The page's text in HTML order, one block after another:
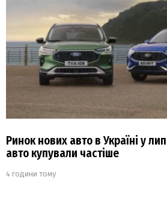
Ринок нових авто в Україні у
авто купували частіше
4 години тому